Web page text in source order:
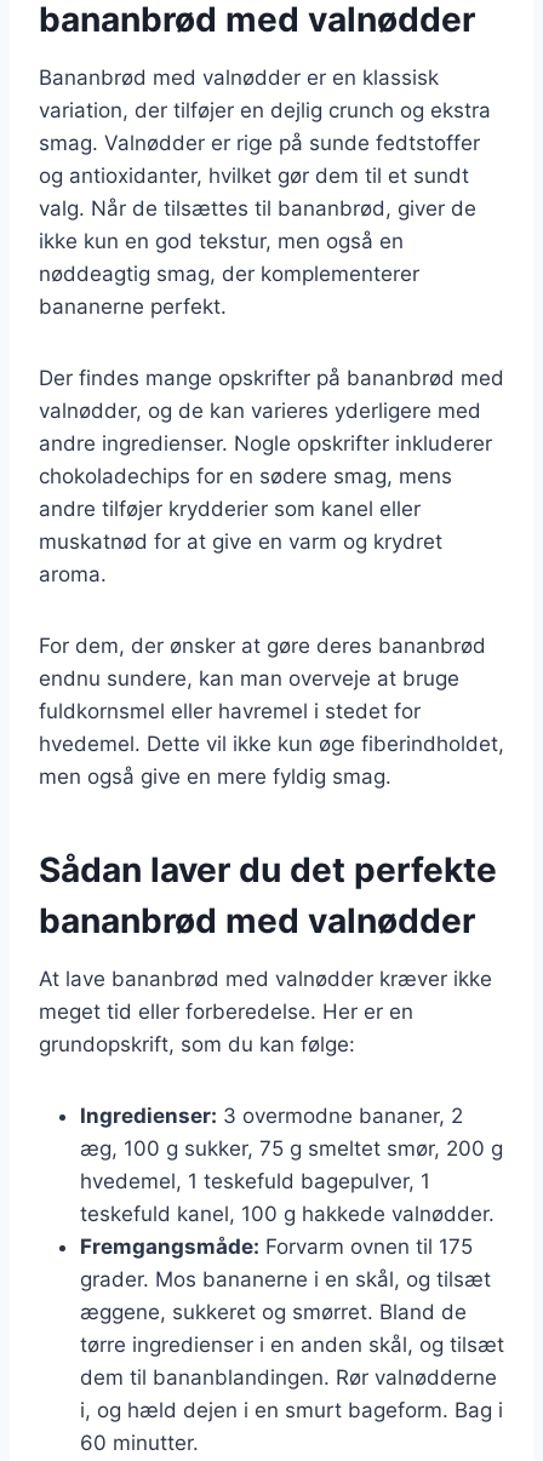
bananbrød med valnødder
Bananbrød med valnødder er en klassisk
variation, der tilføjer en dejlig crunch og ekstra
smag. Valnødder er rige på sunde fedtstoffer
og antioxidanter, hvilket gør dem til et sundt
valg. Når de tilsættes til bananbrød, giver de
ikke kun en god tekstur, men også en
nøddeagtig smag, der komplementerer
bananerne perfekt.
Der findes mange opskrifter på bananbrød med
valnødder, og de kan varieres yderligere med
andre ingredienser. Nogle opskrifter inkluderer
chokoladechips for en sødere smag, mens
andre tilføjer krydderier som kanel eller
muskatnød for at give en varm og krydret
aroma.
For dem, der ønsker at gøre deres bananbrød
endnu sundere, kan man overveje at bruge
fuldkornsmel eller havremel i stedet for
hvedemel. Dette vil ikke kun øge fiberindholdet,
men også give en mere fyldig smag.
Sådan laver du det perfekte
bananbrød med valnødder
At lave bananbrød med valnødder kræver ikke
meget tid eller forberedelse. Her er en
grundopskrift, som du kan følge:
Ingredienser: 3 overmodne bananer, 2
æg, 100 g sukker, 75 g smeltet smør, 200 g
hvedemel, 1 teskefuld bagepulver, 1
teskefuld kanel, 100 g hakkede valnødder.
Fremgangsmåde: Forvarm ovnen til 175
grader. Mos bananerne i en skål, og tilsæt
æggene, sukkeret og smørret. Bland de
tørre ingredienser i en anden skål, og tilsæt
dem til bananblandingen. Rør valnødderne
i, og hæld dejen i en smurt bageform. Bag i
60 minutter.